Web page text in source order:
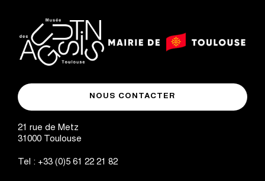
musée
des
de
NOUS CONTACTER
21 rue de Metz
31000 Toulouse
Tel : +33 (0)5 61 22 21 82